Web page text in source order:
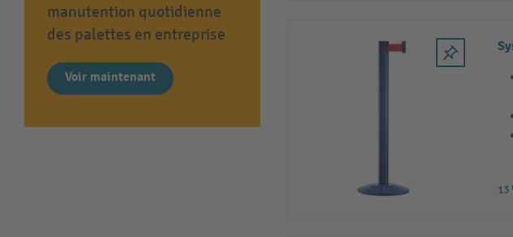
manutention quotidienne
des palettes en entreprise
Voir maintenant
13